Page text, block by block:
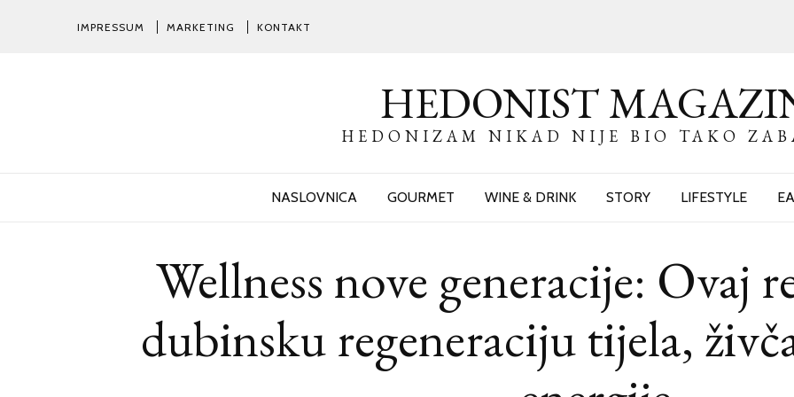
IMPRESSUM MARKETING KONTAKT
HEDONIST
HEDONIZAM NIKAD NIJE BIO TAKO
NASLOVNICA GOURMET WINE & DRINK STORY LIFESTYLE
Wellness nove generacije: Ovaj
dubinsku regeneraciju tijela,